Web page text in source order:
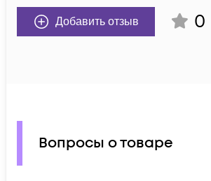
Добавить отзыв 0
Вопросы о товаре